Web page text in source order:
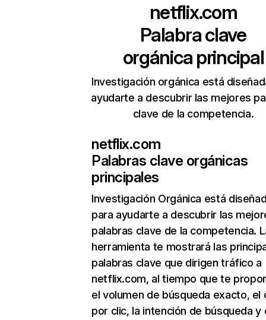
netflix.com
Palabra clave
orgánica principal
Investigación orgánica está
ayudarte a descubrir las mejores
clave de la competencia.
netflix.com
Palabras clave orgánicas
principales
Investigación Orgánica está
para ayudarte a descubrir las
palabras clave de la competencia.
herramienta te mostrará las
palabras clave que dirigen tráfico a
netflix.com, al tiempo que te
el volumen de búsqueda exacto, el
por clic, la intención de búsqueda y